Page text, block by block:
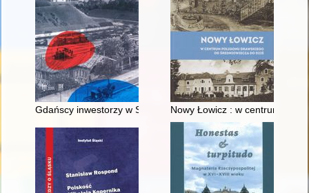
Gdańscy inwestorzy w Sopocie : prestiż finansowy i
Nowy Łowicz : w centrum